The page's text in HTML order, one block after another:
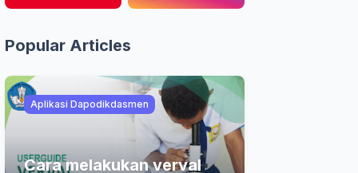
Popular Articles
Aplikasi Dapodikdasmen
Cara melakukan verval